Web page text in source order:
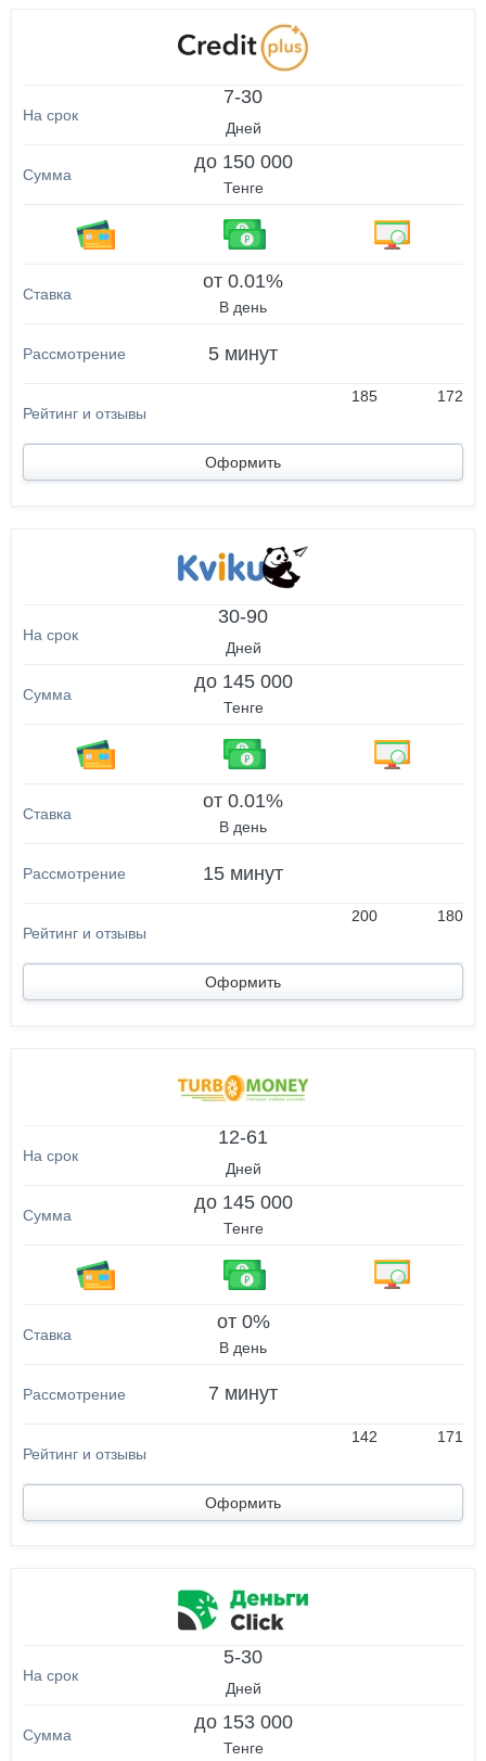
7-30
Дней
до 150 000
Тенге
от 0.01%
В день
5 минут
185 172
Оформить
30-90
Дней
до 145 000
Тенге
от 0.01%
В день
15 минут
200 180
Оформить
12-61
Дней
до 145 000
Тенге
от 0%
В день
7 минут
142 171
Оформить
5-30
Дней
до 153 000
Тенге